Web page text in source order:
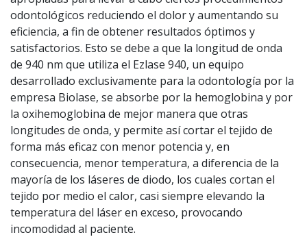
odontológicos reduciendo el dolor y aumentando su
eficiencia, a fin de obtener resultados óptimos y
satisfactorios. Esto se debe a que la longitud de onda
de 940 nm que utiliza el Ezlase 940, un equipo
desarrollado exclusivamente para la odontología por la
empresa Biolase, se absorbe por la hemoglobina y por
la oxihemoglobina de mejor manera que otras
longitudes de onda, y permite así cortar el tejido de
forma más eficaz con menor potencia y, en
consecuencia, menor temperatura, a diferencia de la
mayoría de los láseres de diodo, los cuales cortan el
tejido por medio el calor, casi siempre elevando la
temperatura del láser en exceso, provocando
incomodidad al paciente.